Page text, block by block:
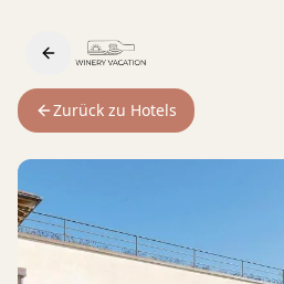
Zurück zu Hotels